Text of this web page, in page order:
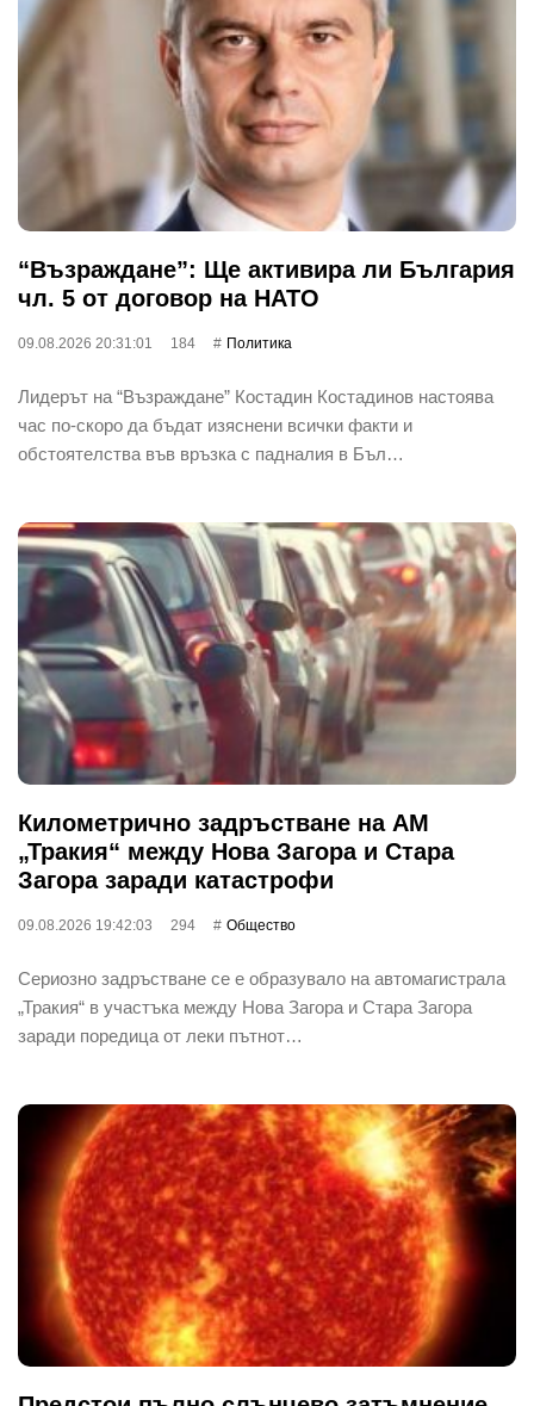
“Възраждане”: Ще активира ли България
чл. 5 от договор на НАТО
09.08.2026 20:31:01 184 Политика
Лидерът на “Възраждане” Костадин Костадинов настоява
час по-скоро да бъдат изяснени всички факти и
обстоятелства във връзка с падналия в Бъл…
Километрично задръстване на АМ
„Тракия“ между Нова Загора и Стара
Загора заради катастрофи
09.08.2026 19:42:03 294 Общество
Сериозно задръстване се е образувало на автомагистрала
„Тракия“ в участъка между Нова Загора и Стара Загора
заради поредица от леки пътнот…